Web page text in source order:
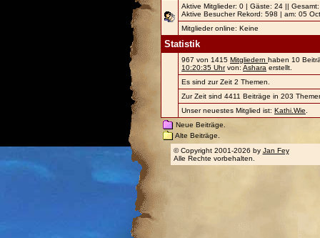
Aktive Mitglieder: 0 | Gäste: 24 ||
Aktive Besucher Rekord: 598 | am: 05
Mitglieder online: Keine
Statistik
967 von 1415 Mitgliedern haben 10
10:20:35 Uhrvon: Ashara erstellt.
Es sind zur Zeit 2 Themen.
Zur Zeit sind 4411 Beiträge in 203
Unser neuestes Mitglied ist: Kathi.Wie
Neue Beiträge.
Alte Beiträge.
© Copyright 2001-2026 by Jan Fey
Alle Rechte vorbehalten.